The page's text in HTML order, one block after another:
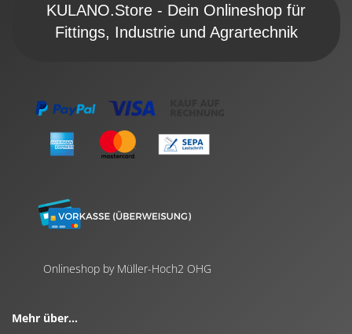
KULANO.Store - Dein Onlineshop für
Fittings, Industrie und Agrartechnik
Onlineshop by Müller-Hoch2 OHG
Mehr über...